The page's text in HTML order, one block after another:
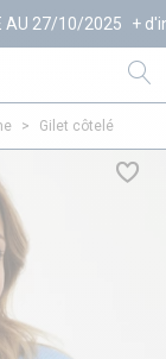
10/2025 + d'infos
> Gilet côtelé